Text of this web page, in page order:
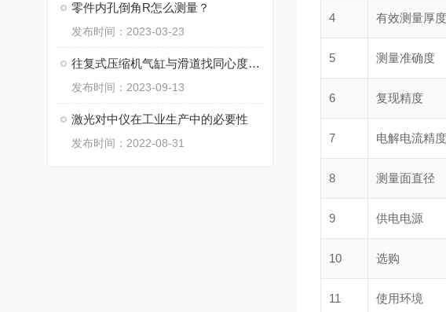
零件内孔倒角R怎么测量？
发布时间：2023-03-23
往复式压缩机气缸与滑道找同心度方法
发布时间：2023-09-13
激光对中仪在工业生产中的必要性
发布时间：2022-08-31
4 有效测量厚
5 测量准确度
6 复现精度
7 电解电流精度
8 测量面直径
9 供电电源
10 选购
11 使用环境